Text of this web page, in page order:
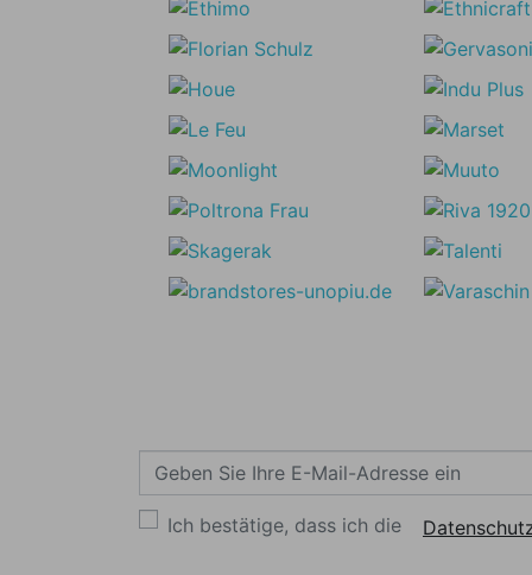
Ich bestätige, dass ich die